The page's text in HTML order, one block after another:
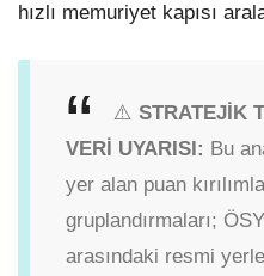
hızlı memuriyet kapısı
⚠️ STRATEJİK
VERİ UYARISI: Bu
yer alan puan
gruplandırmaları;
arasındaki resmi